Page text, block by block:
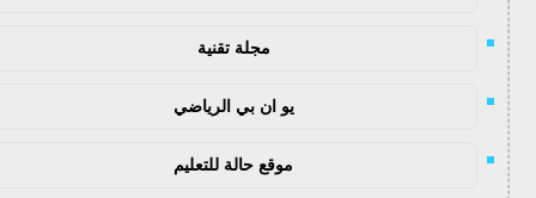
مجلة تقنية
يو ان بي الرياضي
موقع حالة للتعليم